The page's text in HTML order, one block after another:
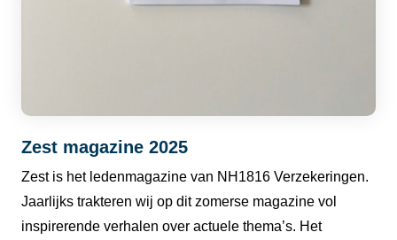
Zest magazine 2025
Zest is het ledenmagazine van NH1816 Verzekeringen.
Jaarlijks trakteren wij op dit zomerse magazine vol
inspirerende verhalen over actuele thema’s. Het